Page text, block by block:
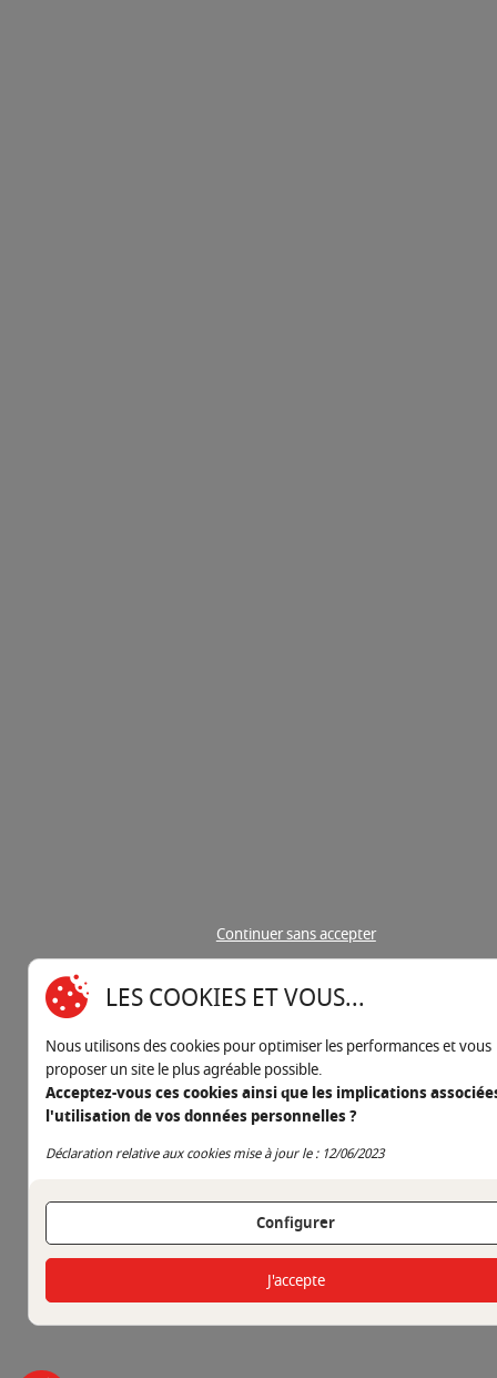
Continuer sans accepter
LES COOKIES ET VOUS...
Nous utilisons des cookies pour optimiser les performances et vous
proposer un site le plus agréable possible.
Acceptez-vous ces cookies ainsi que les implications
l'utilisation de vos données personnelles ?
Déclaration relative aux cookies mise à jour le : 12/06/2023
Configurer
Continuer sans accepter
J'accepte